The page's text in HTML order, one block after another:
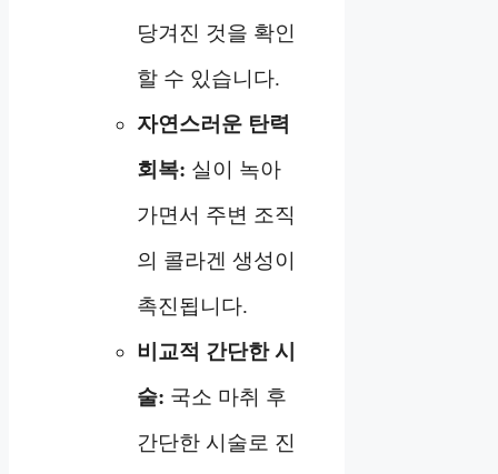
당겨진 것을 확인
할 수 있습니다.
자연스러운 탄력
회복: 실이 녹아
가면서 주변 조직
의 콜라겐 생성이
촉진됩니다.
비교적 간단한 시
술: 국소 마취 후
간단한 시술로 진